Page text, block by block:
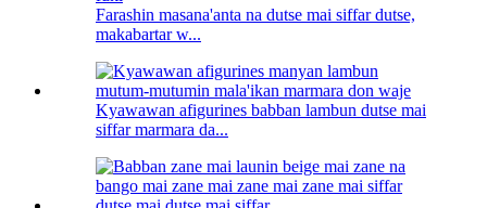
Farashin masana'anta na dutse mai siffar dutse,
makabartar w...
Kyawawan afigurines babban lambun dutse mai
siffar marmara da...